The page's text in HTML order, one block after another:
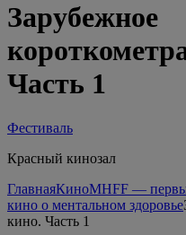
Зарубежное
Часть 1
Фестиваль
Красный кинозал
ГлавнаяКиноMHFF —
кино о ментальном здоровье
кино. Часть 1